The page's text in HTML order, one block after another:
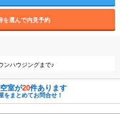
を選んで内見予約
ンハウジングまで♪
室が20件あります
をまとめてお問合せ！